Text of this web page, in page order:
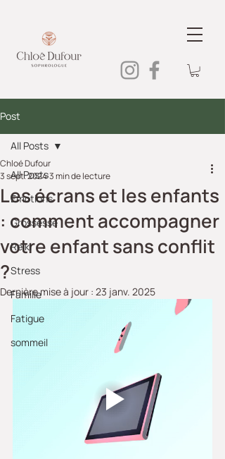
Post
All Posts
Emotions
Grossesse
Reiki
Stress
Famille
Fatigue
sommeil
All Posts
Les écrans et les enfants
: comment accompagner
votre enfant sans conflit
?
Chloé Dufour
3 sept. 20243 min de lecture
Dernière mise à jour : 23 janv. 2025